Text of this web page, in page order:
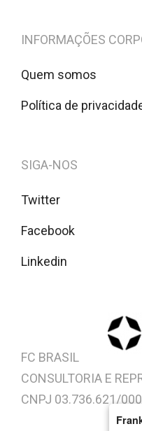
INFORMAÇÕES
Quem somos
Política de
SIGA-NOS
Twitter
Facebook
Linkedin
FC BRASIL
CONSULTORIA E
CNPJ 03.736.621/